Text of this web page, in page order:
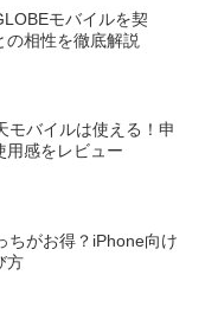
モバイルを契
の相性を徹底解説
モバイルは使える！申
用感をレビュー
ちがお得？iPhone向け
方